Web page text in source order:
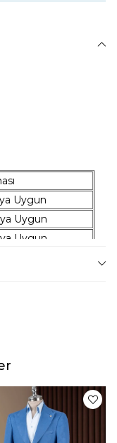
Uygun
Uygun
Uygun